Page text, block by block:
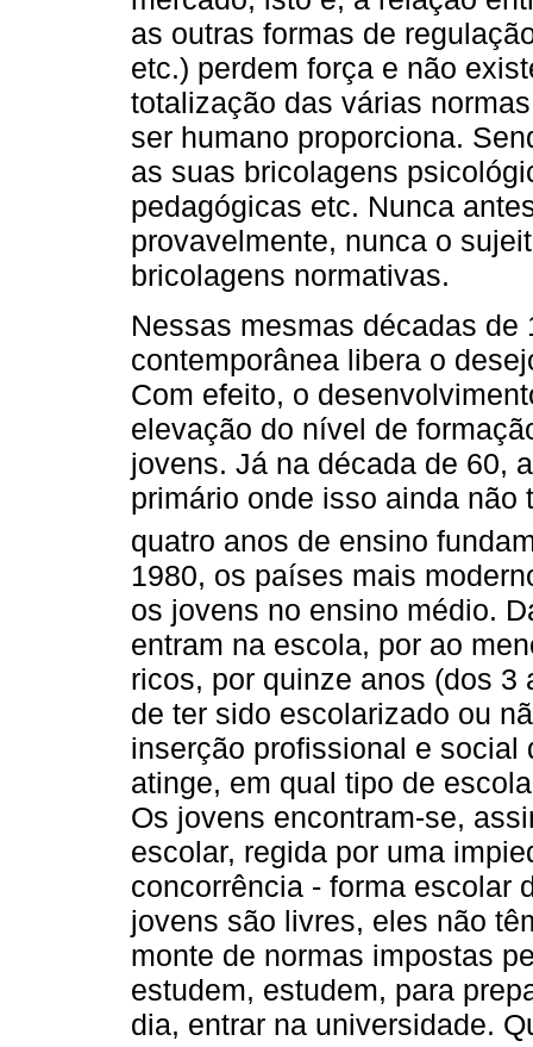
as outras formas de
etc.) perdem força e não
totalização das várias
ser humano proporciona.
as suas bricolagens
pedagógicas etc. Nunca
provavelmente, nunca o
bricolagens normativas.
Nessas mesmas décadas
contemporânea libera o
Com efeito, o
elevação do nível de
jovens. Já na década de 60,
primário onde isso ainda não
quatro anos de ensino
1980, os países mais
os jovens no ensino médio.
entram na escola, por ao
ricos, por quinze anos (dos 3
de ter sido escolarizado ou
inserção profissional e
atinge, em qual tipo de
Os jovens encontram-se,
escolar, regida por uma
concorrência - forma escolar
jovens são livres, eles não
monte de normas impostas
estudem, estudem, para
dia, entrar na universidade.